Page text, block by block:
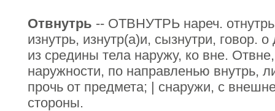
Отвнутрь -- ОТВНУТРЬ нареч.
изнутрь, изнутр(а)и, сызнутри, говор.
из средины тела наружу, ко вне.
наружности, по направленью внутрь,
прочь от предмета; | снаружи, с
стороны.